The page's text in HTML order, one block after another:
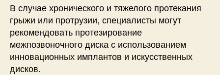
В случае хронического и тяжелого протекания
грыжи или протрузии, специалисты могут
рекомендовать протезирование
межпозвоночного диска с использованием
инновационных имплантов и искусственных
дисков.